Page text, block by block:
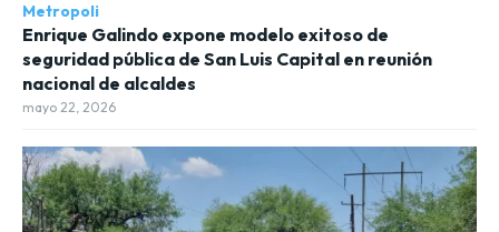
Metropoli
Enrique Galindo expone modelo exitoso de
seguridad pública de San Luis Capital en reunión
nacional de alcaldes
mayo 22, 2026